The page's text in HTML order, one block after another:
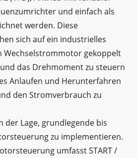
und einfach als
werden. Diese
sich auf ein industrielles
Wechselstrommotor gekoppelt
das Drehmoment zu steuern
Anlaufen und Herunterfahren
den Stromverbrauch zu
der Lage, grundlegende bis
zu implementieren.
umfasst START /